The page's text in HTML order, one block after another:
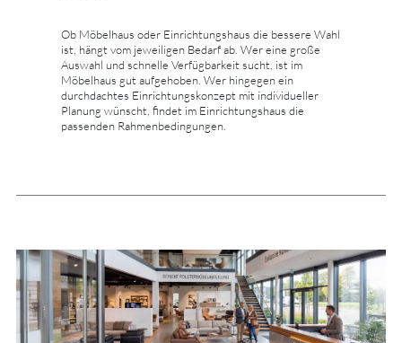
Ob Möbelhaus oder Einrichtungshaus die bessere Wahl
ist, hängt vom jeweiligen Bedarf ab. Wer eine große
Auswahl und schnelle Verfügbarkeit sucht, ist im
Möbelhaus gut aufgehoben. Wer hingegen ein
durchdachtes Einrichtungskonzept mit individueller
Planung wünscht, findet im Einrichtungshaus die
passenden Rahmenbedingungen.